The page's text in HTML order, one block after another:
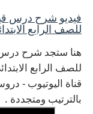
للصف الرابع
للصف الرابع
قناة اليوتيوب -
بالترتيب ومتجددة .